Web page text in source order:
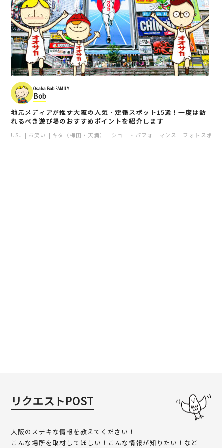
Osaka Bob FAMILY
Bob
地元メディアが推す大阪の人気・定番スポット15選！一度は訪
れるべき遊び場のおすすめポイントを紹介します
USJ お笑い キタ（梅田・天満） ショー・パフォーマンス フォトスポッ
リクエストPOST
大阪のステキな情報を教えてください！
こんな場所を取材してほしい！こんな情報が知りたい！など